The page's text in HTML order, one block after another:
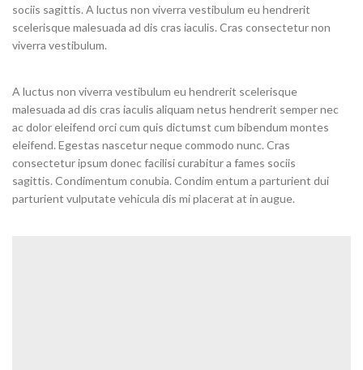
sociis sagittis. A luctus non viverra vestibulum eu hendrerit
scelerisque malesuada ad dis cras iaculis. Cras consectetur non
viverra vestibulum.
A luctus non viverra vestibulum eu hendrerit scelerisque
malesuada ad dis cras iaculis aliquam netus hendrerit semper nec
ac dolor eleifend orci cum quis dictumst cum bibendum montes
eleifend. Egestas nascetur neque commodo nunc. Cras
consectetur ipsum donec facilisi curabitur a fames sociis
sagittis. Condimentum conubia. Condim entum a parturient dui
parturient vulputate vehicula dis mi placerat at in augue.